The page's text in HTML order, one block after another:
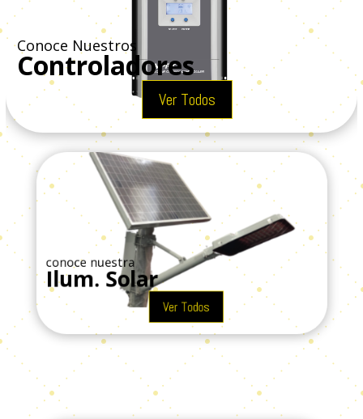
Conoce Nuestros
Controladores
Ver Todos
conoce nuestra
Ilum. Solar
Ver Todos